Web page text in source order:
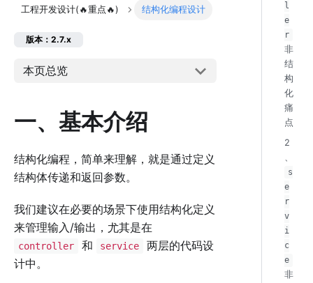
工程开发设计(🔥重点🔥) 结构化编程设计
版本：2.7.x
本页总览
一、基本介绍
结构化编程，简单来理解，就是通过定义
结构体传递和返回参数。
我们建议在必要的场景下使用结构化定义
来管理输入/输出，尤其是在
controller 和 service
两层的代码设
计中。
l
e
r
非
结
构
化
痛
点
2
、
s
e
r
v
i
c
e
非